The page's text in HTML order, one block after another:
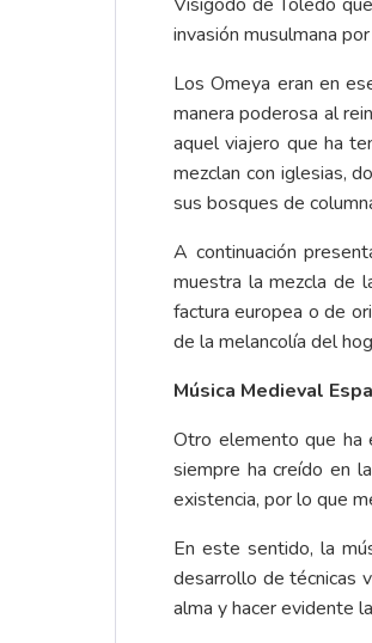
invasión musulmana
Los Omeya eran en
manera poderosa al
aquel viajero que ha
mezclan con iglesias,
sus bosques de
A continuación
muestra la mezcla de
factura europea o de
de la melancolía del
Música Medieval
Otro elemento que ha
siempre ha creído en
existencia, por lo que
En este sentido, la
desarrollo de técnicas
alma y hacer evidente